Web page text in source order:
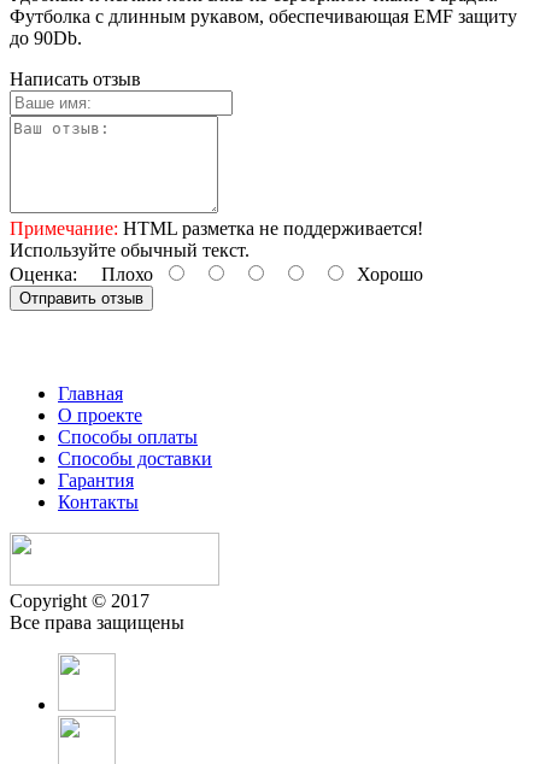
Футболка с длинным рукавом, обеспечивающая EMF защиту
до 90Db.
Написать отзыв
Примечание: HTML разметка не поддерживается!
Используйте обычный текст.
Оценка: Плохо Хорошо
Отправить отзыв
Главная
О проекте
Способы оплаты
Способы доставки
Гарантия
Контакты
Copyright © 2017
Все права защищены